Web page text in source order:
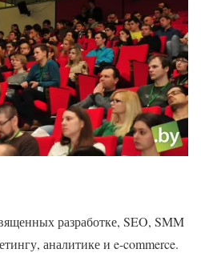
разработке, SEO, SMM
аналитике и e-commerce.